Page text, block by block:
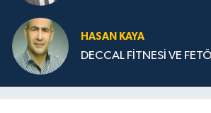
HASAN KAYA
DECCAL FİTNESİ VE